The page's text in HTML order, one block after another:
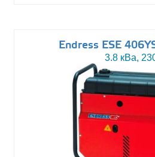
Endress ESE
3.8 кВа,